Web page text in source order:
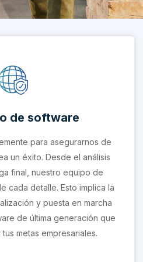
de software
para asegurarnos de
un éxito. Desde el análisis
final, nuestro equipo de
cada detalle. Esto implica la
y puesta en marcha
de última generación que
metas empresariales.